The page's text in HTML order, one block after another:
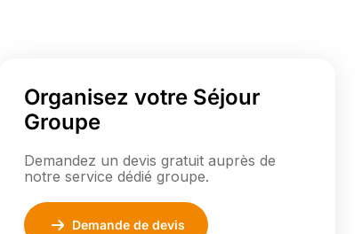
Organisez votre Séjour
Groupe
Demandez un devis gratuit auprès de
notre service dédié groupe.
Demande de devis